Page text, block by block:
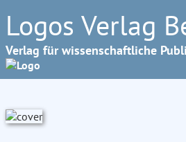
Logos Verlag
Verlag für wissenschaftliche